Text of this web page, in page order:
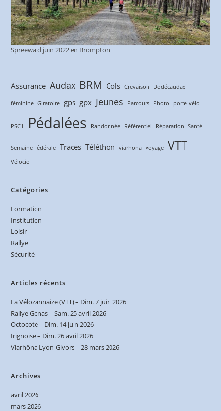
Spreewald juin 2022 en Brompton
Assurance Audax BRM Cols Crevaison Dodécaudax
féminine Giratoire gps gpx Jeunes Parcours Photo porte-vélo
PSC1 Pédalées Randonnée Référentiel Réparation Santé
Semaine Fédérale Traces Téléthon viarhona voyage VTT
Vélocio
Catégories
Formation
Institution
Loisir
Rallye
Sécurité
Articles récents
La Vélozannaize (VTT) – Dim. 7 juin 2026
Rallye Genas – Sam. 25 avril 2026
Octocote – Dim. 14 juin 2026
Irignoise – Dim. 26 avril 2026
Viarhôna Lyon-Givors – 28 mars 2026
Archives
avril 2026
mars 2026